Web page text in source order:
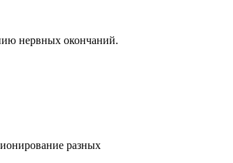
нервных окончаний.
разных